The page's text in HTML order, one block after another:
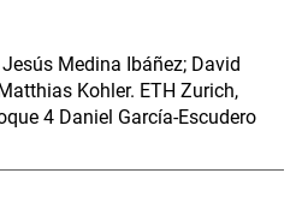
Medina Ibáñez; David
Kohler. ETH Zurich,
4 Daniel García-Escudero